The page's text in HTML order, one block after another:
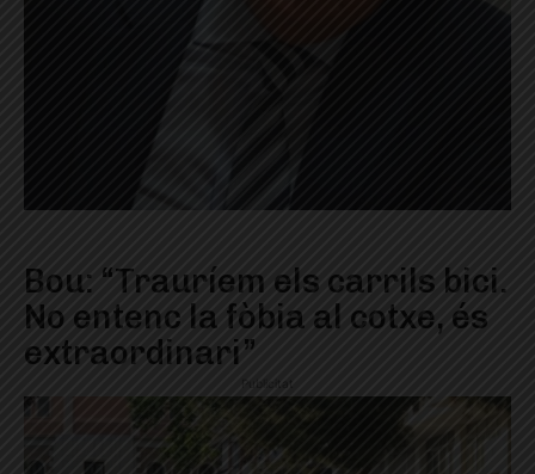
Bou: “Trauríem els carrils bici.
No entenc la fòbia al cotxe, és
extraordinari”
Publicitat